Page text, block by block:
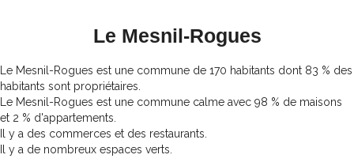
Le Mesnil-Rogues
Le Mesnil-Rogues est une commune de 170 habitants dont 83 % des
habitants sont propriétaires.
Le Mesnil-Rogues est une commune calme avec 98 % de maisons
et 2 % d'appartements.
Il y a des commerces et des restaurants.
Il y a de nombreux espaces verts.